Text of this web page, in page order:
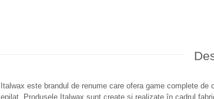
Italwax este brandul de renume care ofera game complete
epilat. Produsele Italwax sunt create si realizate în cadrul